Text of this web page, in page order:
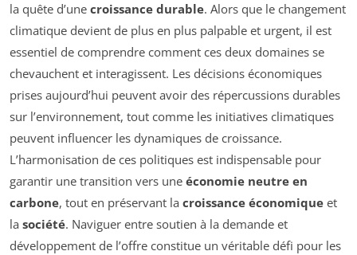
la quête d’une croissance durable. Alors que le changement
climatique devient de plus en plus palpable et urgent, il est
essentiel de comprendre comment ces deux domaines se
chevauchent et interagissent. Les décisions économiques
prises aujourd’hui peuvent avoir des répercussions durables
sur l’environnement, tout comme les initiatives climatiques
peuvent influencer les dynamiques de croissance.
L’harmonisation de ces politiques est indispensable pour
garantir une transition vers une économie neutre en
carbone, tout en préservant la croissance économique et
la société. Naviguer entre soutien à la demande et
développement de l’offre constitue un véritable défi pour les